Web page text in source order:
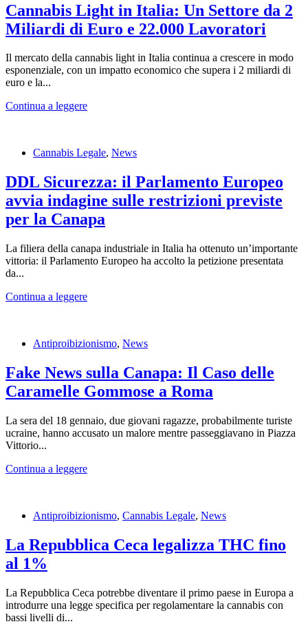
Cannabis Light in Italia: Un Settore da 2
Miliardi di Euro e 22.000 Lavoratori
Il mercato della cannabis light in Italia continua a crescere in modo
esponenziale, con un impatto economico che supera i 2 miliardi di
euro e la...
Continua a leggere
Cannabis Legale, News
DDL Sicurezza: il Parlamento Europeo
avvia indagine sulle restrizioni previste
per la Canapa
La filiera della canapa industriale in Italia ha ottenuto un’importante
vittoria: il Parlamento Europeo ha accolto la petizione presentata
da...
Continua a leggere
Antiproibizionismo, News
Fake News sulla Canapa: Il Caso delle
Caramelle Gommose a Roma
La sera del 18 gennaio, due giovani ragazze, probabilmente turiste
ucraine, hanno accusato un malore mentre passeggiavano in Piazza
Vittorio...
Continua a leggere
Antiproibizionismo, Cannabis Legale, News
La Repubblica Ceca legalizza THC fino
al 1%
La Repubblica Ceca potrebbe diventare il primo paese in Europa a
introdurre una legge specifica per regolamentare la cannabis con
bassi livelli di...